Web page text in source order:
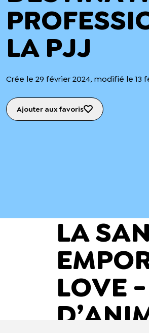
LA PJJ
Crée le 29 février 2024, modifié le 13
Ajouter aux favoris
LA
LOVE